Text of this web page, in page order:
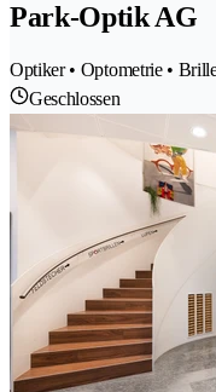
Park-Optik AG
Optiker • Optometrie •
Geschlossen